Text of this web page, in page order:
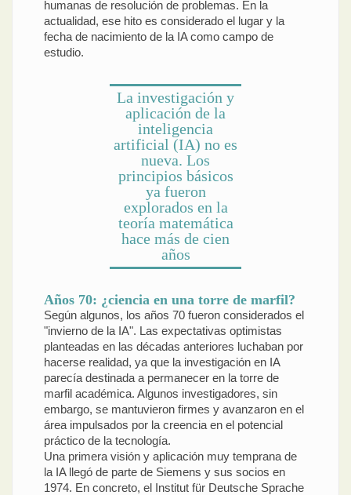
humanas de resolución de problemas. En la
actualidad, ese hito es considerado el lugar y la
fecha de nacimiento de la IA como campo de
estudio.
La investigación y
aplicación de la
inteligencia
artificial (IA) no es
nueva. Los
principios básicos
ya fueron
explorados en la
teoría matemática
hace más de cien
años
Años 70: ¿ciencia en una torre de marfil?
Según algunos, los años 70 fueron considerados el
"invierno de la IA". Las expectativas optimistas
planteadas en las décadas anteriores luchaban por
hacerse realidad, ya que la investigación en IA
parecía destinada a permanecer en la torre de
marfil académica. Algunos investigadores, sin
embargo, se mantuvieron firmes y avanzaron en el
área impulsados por la creencia en el potencial
práctico de la tecnología.
Una primera visión y aplicación muy temprana de
la IA llegó de parte de Siemens y sus socios en
1974. En concreto, el Institut für Deutsche Sprache